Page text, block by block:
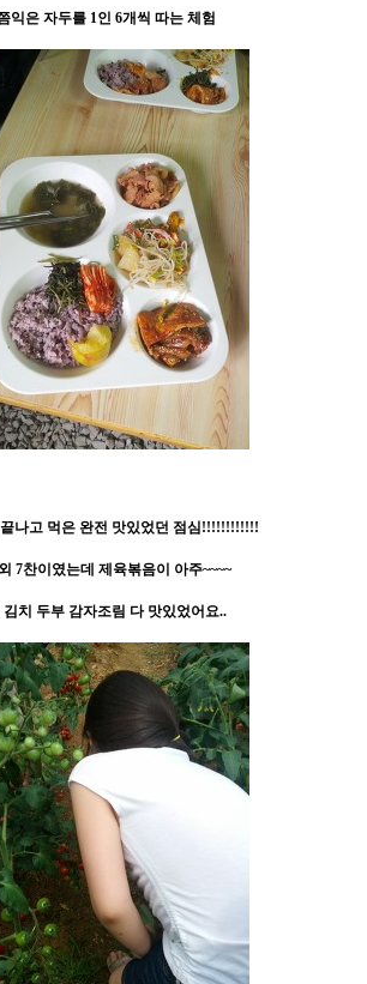
익은 자두를 1인 6개씩 따는 체험
나고 먹은 완전 맛있었던 점심!!!!!!!!!!!!
7찬이였는데 제육볶음이 아주~~~~
김치 두부 감자조림 다 맛있었어요..